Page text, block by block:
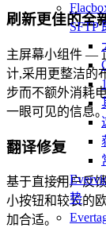
SFTP
势
刷新更佳的全
主屏幕小组件 —
计,采用更整洁的
步而不额外消耗
一眼可见的信息
翻译修复
基于直接用户反
小按钮和较长的
加合适。